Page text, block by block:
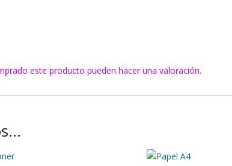
este producto pueden hacer una valoración.